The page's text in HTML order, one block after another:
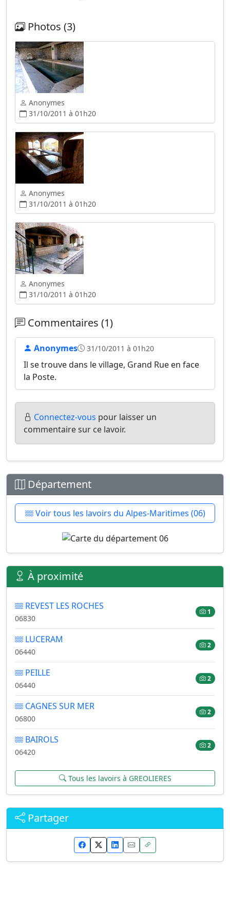
Photos (3)
Anonymes
31/10/2011 à 01h20
Anonymes
31/10/2011 à 01h20
Anonymes
31/10/2011 à 01h20
Commentaires (1)
Anonymes 31/10/2011 à 01h20
Il se trouve dans le village, Grand Rue en face
la Poste.
Connectez-vous pour laisser un
commentaire sur ce lavoir.
Département
Voir tous les lavoirs du Alpes-Maritimes (06)
À proximité
REVEST LES ROCHES
06830
1
LUCERAM
06440
2
PEILLE
06440
2
CAGNES SUR MER
06800
2
BAIROLS
06420
2
Tous les lavoirs à GREOLIERES
Partager